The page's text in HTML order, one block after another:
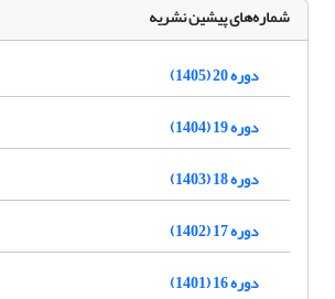
شماره‌های پیشین نشریه
دوره 20 (1405)
دوره 19 (1404)
دوره 18 (1403)
دوره 17 (1402)
دوره 16 (1401)